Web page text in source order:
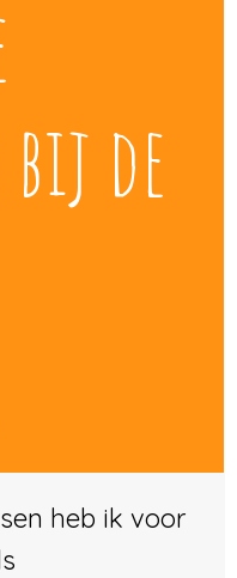
de
heb ik voor